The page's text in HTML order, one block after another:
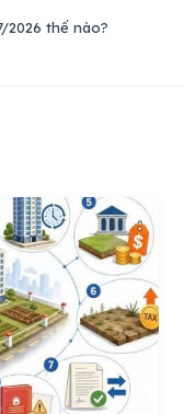
2026 thế nào?